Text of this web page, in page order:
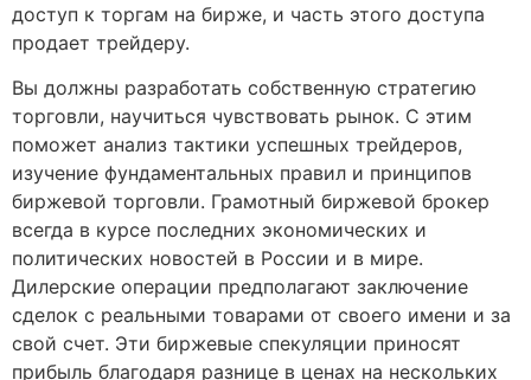
доступ к торгам на бирже, и часть этого доступа
продает трейдеру.
Вы должны разработать собственную стратегию
торговли, научиться чувствовать рынок. С этим
поможет анализ тактики успешных трейдеров,
изучение фундаментальных правил и принципов
биржевой торговли. Грамотный биржевой брокер
всегда в курсе последних экономических и
политических новостей в России и в мире.
Дилерские операции предполагают заключение
сделок с реальными товарами от своего имени и за
свой счет. Эти биржевые спекуляции приносят
прибыль благодаря разнице в ценах на нескольких